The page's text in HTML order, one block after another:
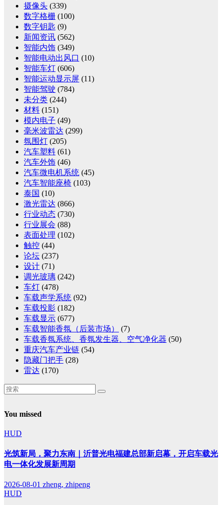
摄像头 (339)
数字格栅 (100)
数字钥匙 (9)
新闻资讯 (562)
智能内饰 (349)
智能电动出风口 (10)
智能车灯 (606)
智能运动显示屏 (11)
智能驾驶 (784)
未分类 (244)
材料 (151)
模内电子 (49)
毫米波雷达 (299)
氛围灯 (205)
汽车塑料 (61)
汽车外饰 (46)
汽车微电机系统 (45)
汽车智能座椅 (103)
泰国 (10)
激光雷达 (866)
行业动态 (730)
行业展会 (88)
表面处理 (102)
触控 (44)
论坛 (237)
设计 (71)
调光玻璃 (242)
车灯 (478)
车载声学系统 (92)
车载投影 (182)
车载显示 (677)
车载智能香氛（后装市场）
(7)
车载香氛系统、香氛发生器、空气净化器 (50)
重庆汽车产业链 (54)
隐藏门把手 (28)
雷达 (170)
You missed
HUD
光筑新局，聚力东南｜沂普光电福建总部新启幕，开启车载光
电一体化发展新周期
2026-08-01 zheng, zhipeng
HUD